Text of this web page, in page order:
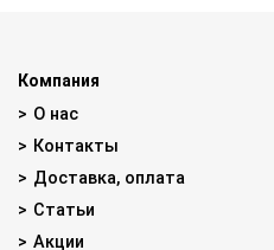
Компания
О нас
Контакты
Доставка, оплата
Статьи
Акции